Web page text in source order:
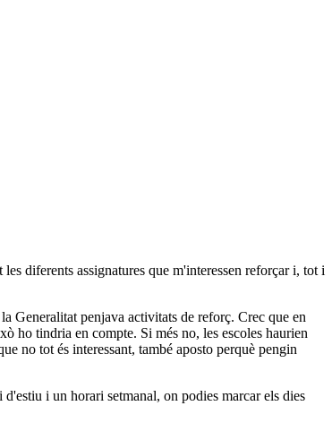
diferents assignatures que m'interessen reforçar i, tot i
Generalitat penjava activitats de reforç. Crec que en
ho tindria en compte. Si més no, les escoles haurien
no tot és interessant, també aposto perquè pengin
i un horari setmanal, on podies marcar els dies